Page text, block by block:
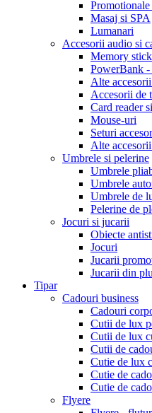
Promotionale
Masaj si SPA
Lumanari
Accesorii audio si
Memory
PowerBank
Alte
Accesorii de
Card reader
Mouse-uri
Seturi
Alte
Umbrele si pelerine
Umbrele
Umbrele
Umbrele de
Pelerine de
Jocuri si jucarii
Obiecte
Jocuri
Jucarii
Jucarii din
Tipar
Cadouri business
Cadouri
Cutii de lux
Cutii de lux
Cutii de
Cutie de lux
Cutie de
Cutie de
Flyere